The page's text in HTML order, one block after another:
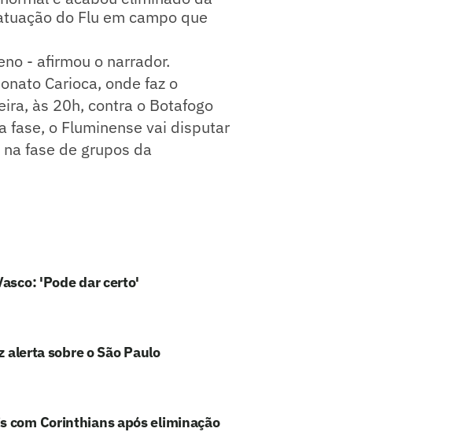
do Flu em campo que
- afirmou o narrador.
Carioca, onde faz o
às 20h, contra o Botafogo
fase, o Fluminense vai disputar
fase de grupos da
'Pode dar certo'
sobre o São Paulo
com Corinthians após eliminação